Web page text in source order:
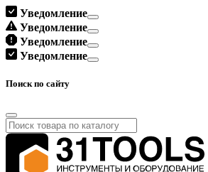
Уведомление
Уведомление
Уведомление
Уведомление
Поиск по сайту